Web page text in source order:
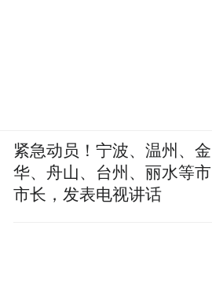
紧急动员！宁波、温州、金
华、舟山、台州、丽水等市
市长，发表电视讲话